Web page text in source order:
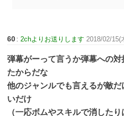
60 :2chよりお送りします 2018/02/15(
弾幕がーって言うか弾幕への
たからだな
他のジャンルでも言えるが敵
いだけ
（一応ボムやスキルで消した